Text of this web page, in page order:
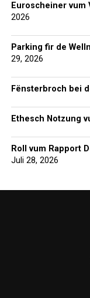
Euroscheiner
2026
Parking fir de
29, 2026
Fënsterbroch bei
Ethesch Notzung
Roll vum Rapport
Juli 28, 2026